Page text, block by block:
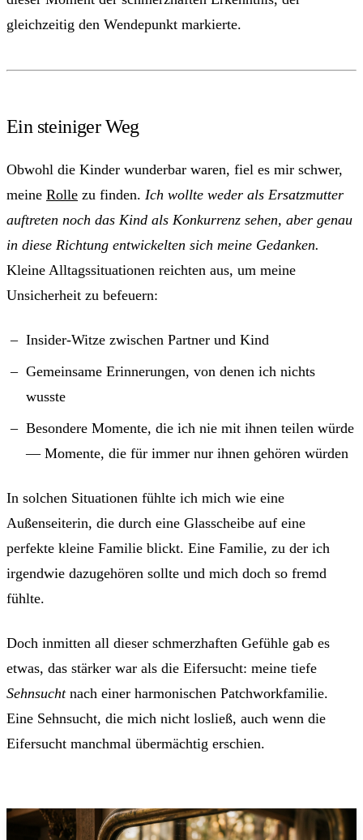
gleichzeitig den Wendepunkt markierte.
Ein steiniger Weg
Obwohl die Kinder wunderbar waren, fiel es mir schwer,
meine Rolle zu finden. Ich wollte weder als Ersatzmutter
auftreten noch das Kind als Konkurrenz sehen, aber genau
in diese Richtung entwickelten sich meine Gedanken.
Kleine Alltagssituationen reichten aus, um meine
Unsicherheit zu befeuern:
Insider-Witze zwischen Partner und Kind
Gemeinsame Erinnerungen, von denen ich nichts
wusste
Besondere Momente, die ich nie mit ihnen teilen würde
— Momente, die für immer nur ihnen gehören würden
In solchen Situationen fühlte ich mich wie eine
Außenseiterin, die durch eine Glasscheibe auf eine
perfekte kleine Familie blickt. Eine Familie, zu der ich
irgendwie dazugehören sollte und mich doch so fremd
fühlte.
Doch inmitten all dieser schmerzhaften Gefühle gab es
etwas, das stärker war als die Eifersucht: meine tiefe
Sehnsuchtnach einer harmonischen Patchworkfamilie.
Eine Sehnsucht, die mich nicht losließ, auch wenn die
Eifersucht manchmal übermächtig erschien.